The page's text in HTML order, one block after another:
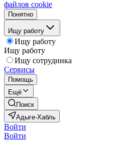
файлов cookie
Понятно
Ищу работу
Ищу работу
Ищу работу
Ищу сотрудника
Сервисы
Помощь
Ещё
Поиск
Адыге-Хабль
Войти
Войти